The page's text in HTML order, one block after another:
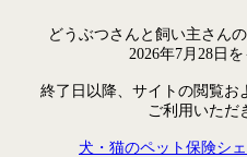
どうぶつさんと飼い主さん
2026年7月28日
終了日以降、サイトの閲覧お
ご利用いただ
犬・猫のペット保険シ